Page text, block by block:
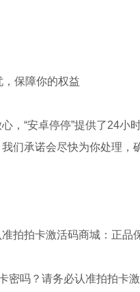
保障你的权益
，“安卓停停”提供了24
们承诺会尽快为你处理，
拍拍卡激活码商城：正品
密吗？请务必认准拍拍卡